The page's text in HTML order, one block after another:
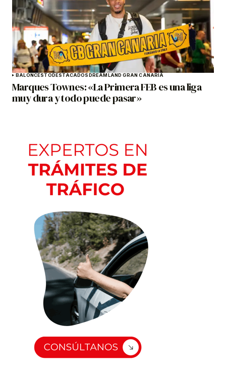
BALONCESTODESTACADOSDREAMLAND GRAN CANARIA
Marques Townes: «La Primera FEB es una liga
muy dura y todo puede pasar»